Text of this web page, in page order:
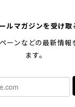
ルマガジンを受け取
ーンなどの最新情報
ます。